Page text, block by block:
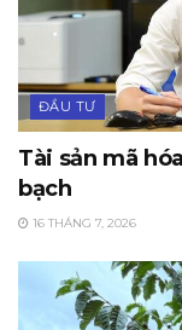
ĐẦU TƯ
Tài sản mã
bạch
16 THÁNG 7, 2026